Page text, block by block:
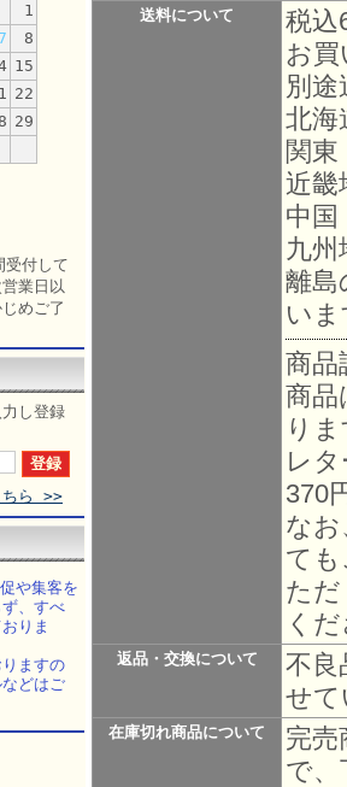
1
7
8
15
22
29
受付して
業日以
めご了
し登録
ちら >>
や集客を
、すべ
りま
ますの
どはご
送料について
税込
お
別
北海
関東
近畿
中国
九州
離島
い
商品
商品
り
レ
370
な
て
た
く
返品・交換について
不良
せ
在庫切れ商品について
完
で、